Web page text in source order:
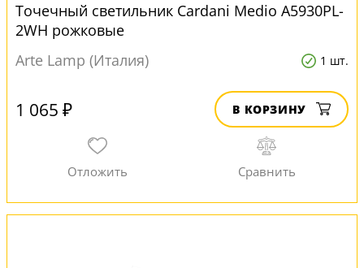
Точечный светильник Cardani Medio A5930PL-
2WH рожковые
Arte Lamp (Италия)
1 шт.
1 065 ₽ В КОРЗИНУ